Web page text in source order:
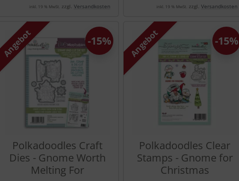
inkl. 19 % MwSt. zzgl. Versandkosten inkl. 19 % MwSt. zzgl. Versandkosten
Angebot
Polkadoodles Craft
Dies - Gnome Worth
Melting For
-15% Angebot
Polkadoodles Clear
Stamps - Gnome for
Christmas
-15%